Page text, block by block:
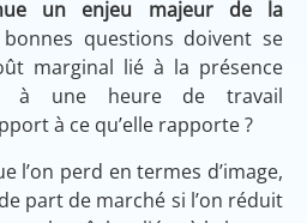
un enjeu majeur de la
bonnes questions doivent se
marginal lié à la présence
à une heure de travail
à ce qu’elle rapporte ?
l’on perd en termes d’image,
part de marché si l’on réduit